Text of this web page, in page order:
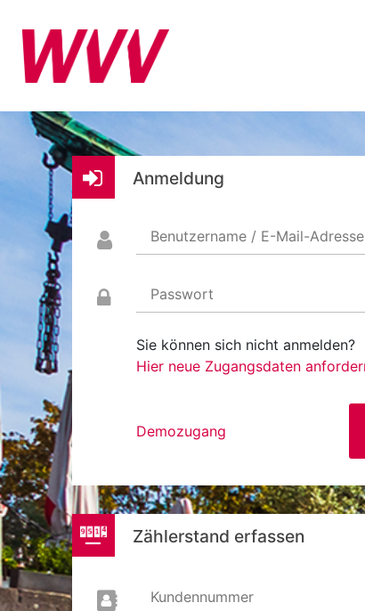
Anmeldung
Benutzername / E-Mail-Adresse
Passwort
Sie können sich nicht anmelden?
Hier neue Zugangsdaten
Demozugang
Zählerstand erfassen
Kundennummer